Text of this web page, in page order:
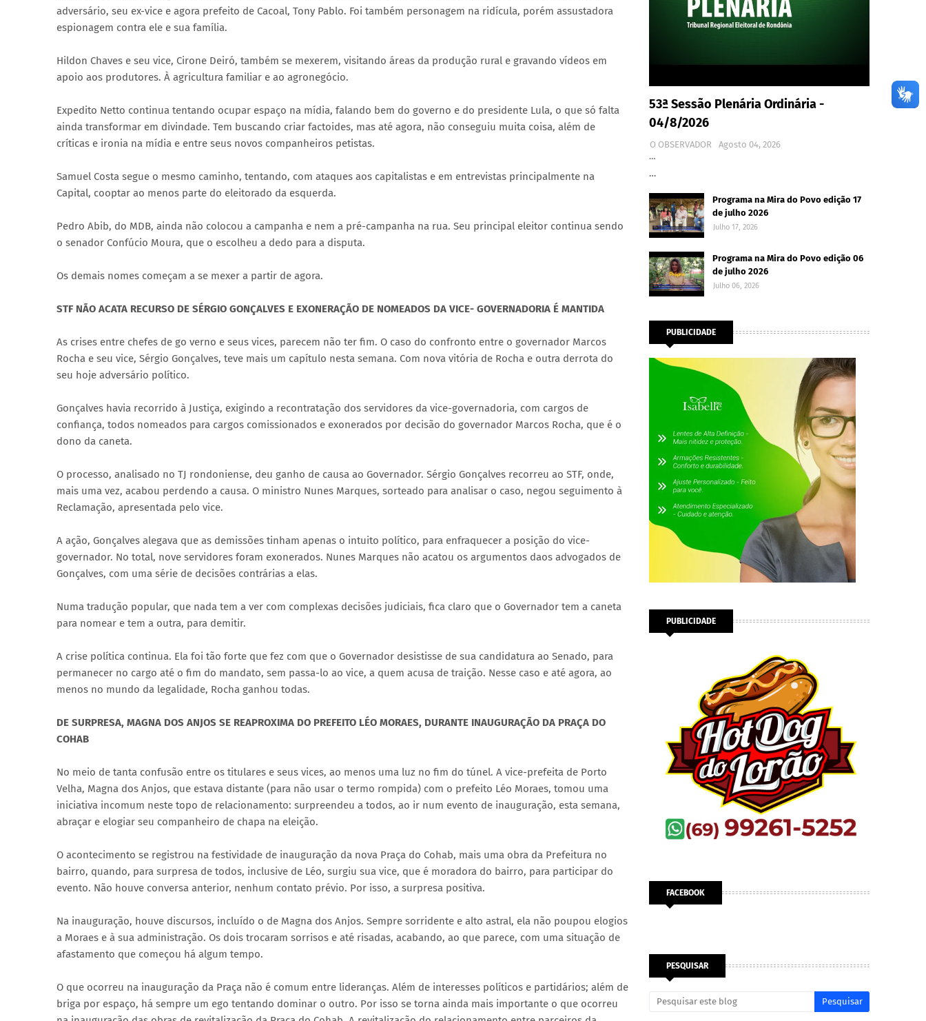
adversário, seu ex-vice e agora prefeito de Cacoal, Tony Pablo. Foi também personagem na ridícula, porém assustadora
espionagem contra ele e sua família.
Hildon Chaves e seu vice, Cirone Deiró, também se mexerem, visitando áreas da produção rural e gravando vídeos em
apoio aos produtores. À agricultura familiar e ao agronegócio.
Expedito Netto continua tentando ocupar espaço na mídia, falando bem do governo e do presidente Lula, o que só falta
ainda transformar em divindade. Tem buscando criar factoides, mas até agora, não conseguiu muita coisa, além de
críticas e ironia na mídia e entre seus novos companheiros petistas.
Samuel Costa segue o mesmo caminho, tentando, com ataques aos capitalistas e em entrevistas principalmente na
Capital, cooptar ao menos parte do eleitorado da esquerda.
Pedro Abib, do MDB, ainda não colocou a campanha e nem a pré-campanha na rua. Seu principal eleitor continua sendo
o senador Confúcio Moura, que o escolheu a dedo para a disputa.
Os demais nomes começam a se mexer a partir de agora.
STF NÃO ACATA RECURSO DE SÉRGIO GONÇALVES E EXONERAÇÃO DE NOMEADOS DA VICE- GOVERNADORIA É MANTIDA
As crises entre chefes de go verno e seus vices, parecem não ter fim. O caso do confronto entre o governador Marcos
Rocha e seu vice, Sérgio Gonçalves, teve mais um capítulo nesta semana. Com nova vitória de Rocha e outra derrota do
seu hoje adversário político.
Gonçalves havia recorrido à Justiça, exigindo a recontratação dos servidores da vice-governadoria, com cargos de
confiança, todos nomeados para cargos comissionados e exonerados por decisão do governador Marcos Rocha, que é o
dono da caneta.
O processo, analisado no TJ rondoniense, deu ganho de causa ao Governador. Sérgio Gonçalves recorreu ao STF, onde,
mais uma vez, acabou perdendo a causa. O ministro Nunes Marques, sorteado para analisar o caso, negou seguimento à
Reclamação, apresentada pelo vice.
A ação, Gonçalves alegava que as demissões tinham apenas o intuito político, para enfraquecer a posição do vice-
governador. No total, nove servidores foram exonerados. Nunes Marques não acatou os argumentos daos advogados de
Gonçalves, com uma série de decisões contrárias a elas.
Numa tradução popular, que nada tem a ver com complexas decisões judiciais, fica claro que o Governador tem a caneta
para nomear e tem a outra, para demitir.
A crise política continua. Ela foi tão forte que fez com que o Governador desistisse de sua candidatura ao Senado, para
permanecer no cargo até o fim do mandato, sem passa-lo ao vice, a quem acusa de traição. Nesse caso e até agora, ao
menos no mundo da legalidade, Rocha ganhou todas.
DE SURPRESA, MAGNA DOS ANJOS SE REAPROXIMA DO PREFEITO LÉO MORAES, DURANTE INAUGURAÇÃO DA PRAÇA DO
COHAB
No meio de tanta confusão entre os titulares e seus vices, ao menos uma luz no fim do túnel. A vice-prefeita de Porto
Velha, Magna dos Anjos, que estava distante (para não usar o termo rompida) com o prefeito Léo Moraes, tomou uma
iniciativa incomum neste topo de relacionamento: surpreendeu a todos, ao ir num evento de inauguração, esta semana,
abraçar e elogiar seu companheiro de chapa na eleição.
O acontecimento se registrou na festividade de inauguração da nova Praça do Cohab, mais uma obra da Prefeitura no
bairro, quando, para surpresa de todos, inclusive de Léo, surgiu sua vice, que é moradora do bairro, para participar do
evento. Não houve conversa anterior, nenhum contato prévio. Por isso, a surpresa positiva.
Na inauguração, houve discursos, incluído o de Magna dos Anjos. Sempre sorridente e alto astral, ela não poupou elogios
a Moraes e à sua administração. Os dois trocaram sorrisos e até risadas, acabando, ao que parece, com uma situação de
afastamento que começou há algum tempo.
O que ocorreu na inauguração da Praça não é comum entre lideranças. Além de interesses políticos e partidários; além de
briga por espaço, há sempre um ego tentando dominar o outro. Por isso se torna ainda mais importante o que ocorreu
53ª Sessão Plenária Ordinária -
04/8/2026
O OBSERVADOR
Agosto 04, 2026
…
…
Programa na Mira do Povo edição 17
de julho 2026
Julho 17, 2026
Programa na Mira do Povo edição 06
de julho 2026
Julho 06, 2026
PUBLICIDADE
PUBLICIDADE
FACEBOOK
PESQUISAR